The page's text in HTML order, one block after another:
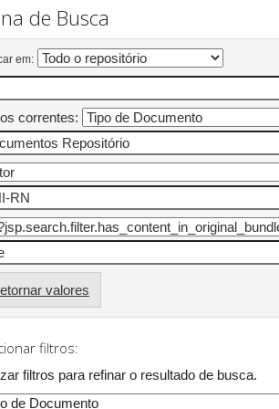
de Busca
em:
correntes:
valores
filtros:
filtros para refinar o resultado de busca.